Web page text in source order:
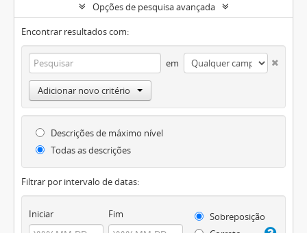
Opções de pesquisa avançada
Encontrar resultados com:
em
Adicionar novo critério
Descrições de máximo nível
Todas as descrições
Filtrar por intervalo de datas:
Iniciar Fim
Sobreposição